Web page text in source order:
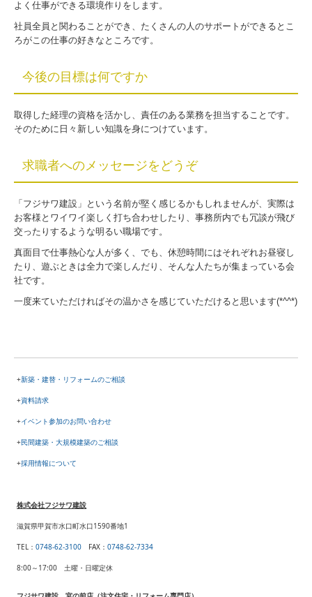
よく仕事ができる環境作りをします。
社員全員と関わることができ、たくさんの人のサポートができるとこ
ろがこの仕事の好きなところです。
今後の目標は何ですか
取得した経理の資格を活かし、責任のある業務を担当することです。
そのために日々新しい知識を身につけています。
求職者へのメッセージをどうぞ
「フジサワ建設」という名前が堅く感じるかもしれませんが、実際は
お客様とワイワイ楽しく打ち合わせしたり、事務所内でも冗談が飛び
交ったりするような明るい職場です。
真面目で仕事熱心な人が多く、でも、休憩時間にはそれぞれお昼寝し
たり、遊ぶときは全力で楽しんだり、そんな人たちが集まっている会
社です。
一度来ていただければその温かさを感じていただけると思います(*^^*)
+新築・建替・リフォームのご相談
+資料請求
+イベント参加のお問い合わせ
+民間建築・大規模建築のご相談
+採用情報について
株式会社フジサワ建設
滋賀県甲賀市水口町水口1590番地1
TEL ：0748-62-3100 FAX ：0748-62-7334
8:00～17:00 土曜・日曜定休